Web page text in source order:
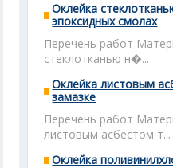
Оклейка
эпоксидных смолах
Перечень работ
стеклотканью н�...
Оклейка листовым
замазке
Перечень работ
листовым асбестом т...
Оклейка